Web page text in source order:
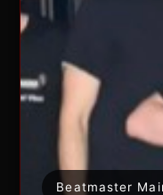
Beatmaster